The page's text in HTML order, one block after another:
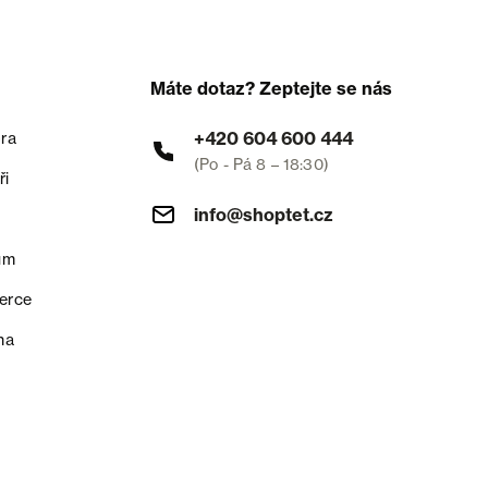
Máte dotaz? Zeptejte se nás
+420 604 600 444
(Po - Pá 8 – 18:30)
info@shoptet.cz